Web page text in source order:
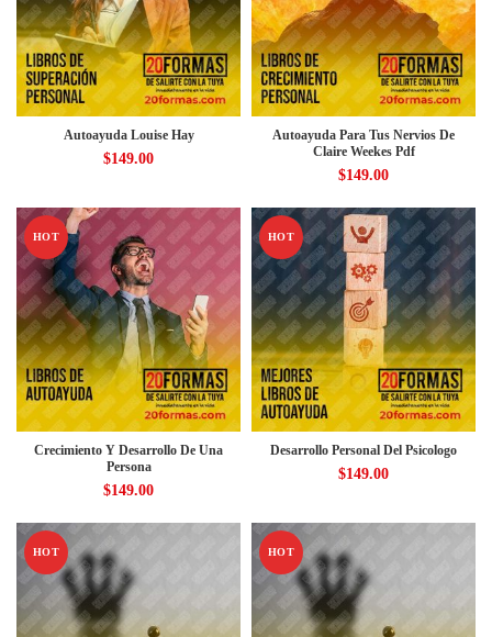
Autoayuda Louise Hay
$149.00
Autoayuda Para Tus Nervios De
Claire Weekes Pdf
$149.00
HOT
Crecimiento Y Desarrollo De Una
Persona
$149.00
HOT
Desarrollo Personal Del Psicologo
$149.00
HOT HOT